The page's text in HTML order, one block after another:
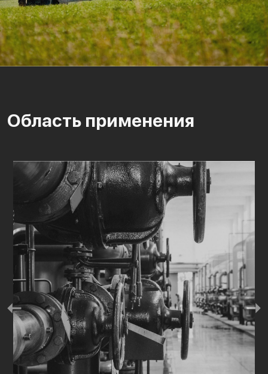
Область применения